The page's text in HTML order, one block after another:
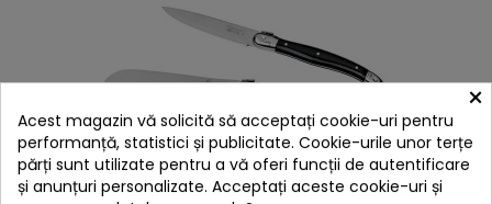
×
Acest magazin vă solicită să acceptați cookie-uri pentru
performanță, statistici și publicitate. Cookie-urile unor terțe
părți sunt utilizate pentru a vă oferi funcții de autentificare
și anunțuri personalizate. Acceptați aceste cookie-uri și